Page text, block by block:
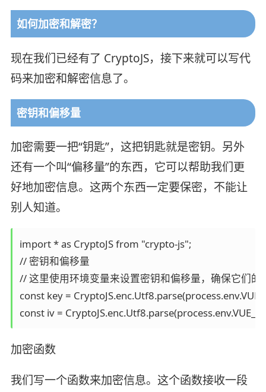
如何加密和解密？
现在我们已经有了 CryptoJS，接下来就可以写代
码来加密和解密信息了。
密钥和偏移量
加密需要一把“钥匙”，这把钥匙就是密钥。另外
还有一个叫“偏移量”的东西，它可以帮助我们更
好地加密信息。这两个东西一定要保密，不能让
别人知道。
import * as CryptoJS from "crypto-js";
// 密钥和偏移量
// 这里使用环境变量来设置密钥和偏移量，确保它们的
const key =
const iv =
加密函数
我们写一个函数来加密信息。这个函数接收一段